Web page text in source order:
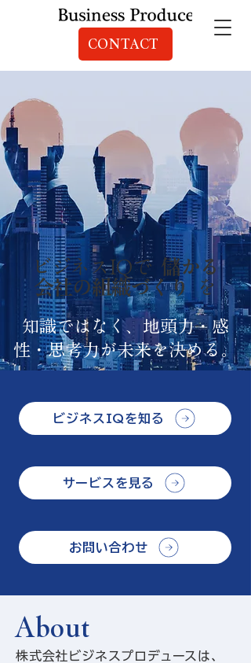
CONTACT
ビジネスIQで 儲かる
会社の組織づくり
を
知識ではなく、地頭力・感
性・思考力が未来を決める。
ビジネスIQを知る
サービスを見る
お問い合わせ
About
株式会社ビジネスプロデュースは、